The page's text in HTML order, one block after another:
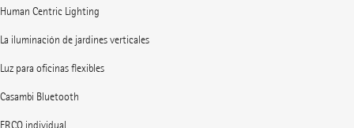
Human Centric Lighting
La iluminación de jardines verticales
Luz para oficinas flexibles
Casambi Bluetooth